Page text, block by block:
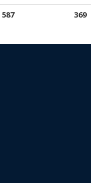
587 369